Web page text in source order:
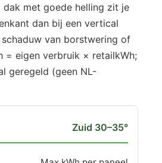
met goede helling zit je
dan bij een vertical
van borstwering of
= eigen verbruik × retailkWh;
geregeld (geen NL-
Zuid 30–35°